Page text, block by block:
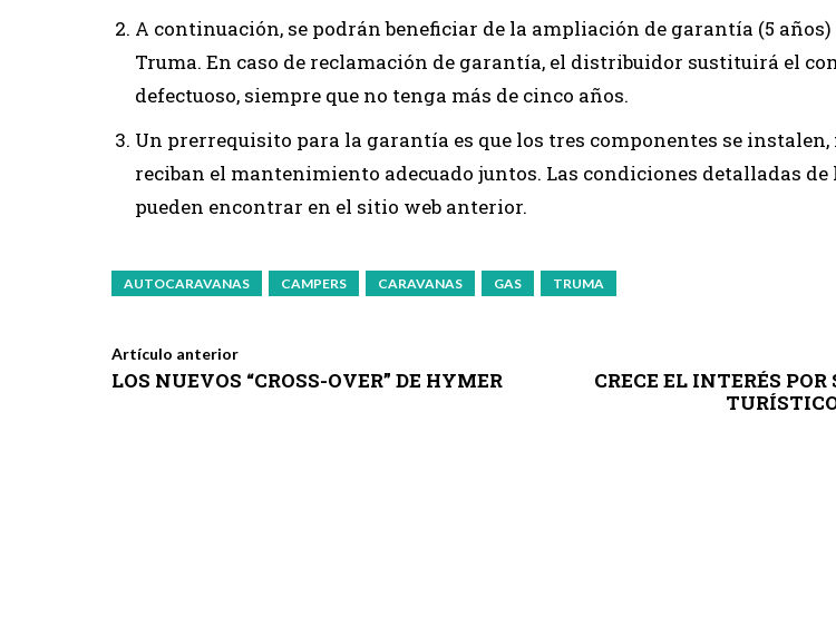
A continuación, se podrán beneficiar de la ampliación de garantía (5
Truma. En caso de reclamación de garantía, el distribuidor sustituirá el
defectuoso, siempre que no tenga más de cinco años.
Un prerrequisito para la garantía es que los tres componentes se
reciban el mantenimiento adecuado juntos. Las condiciones detalladas
pueden encontrar en el sitio web anterior.
AUTOCARAVANAS CAMPERS CARAVANAS GAS TRUMA
Artículo anterior
LOS NUEVOS “CROSS-OVER” DE HYMER
CRECE EL INTERÉS